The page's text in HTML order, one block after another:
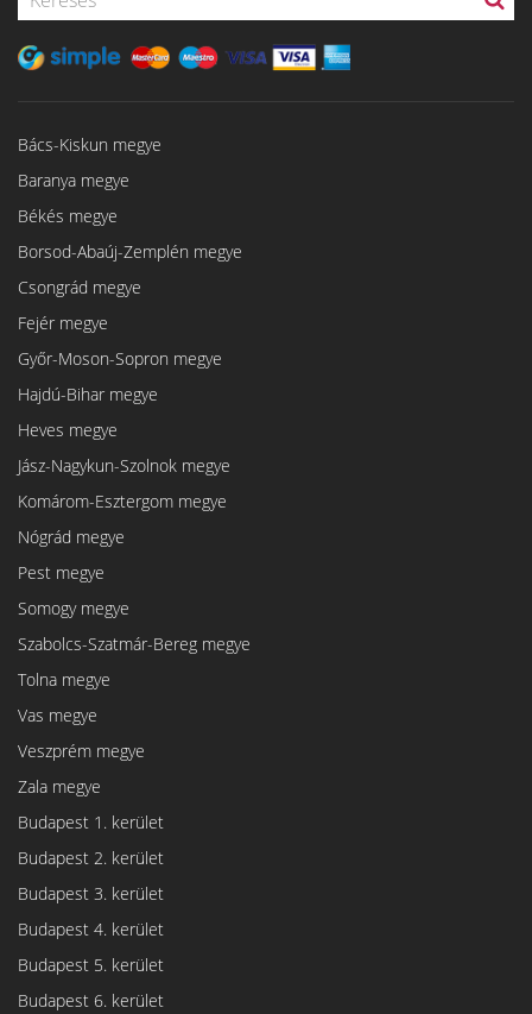
Bács-Kiskun megye
Baranya megye
Békés megye
Borsod-Abaúj-Zemplén megye
Csongrád megye
Fejér megye
Győr-Moson-Sopron megye
Hajdú-Bihar megye
Heves megye
Jász-Nagykun-Szolnok megye
Komárom-Esztergom megye
Nógrád megye
Pest megye
Somogy megye
Szabolcs-Szatmár-Bereg megye
Tolna megye
Vas megye
Veszprém megye
Zala megye
Budapest 1. kerület
Budapest 2. kerület
Budapest 3. kerület
Budapest 4. kerület
Budapest 5. kerület
Budapest 6. kerület